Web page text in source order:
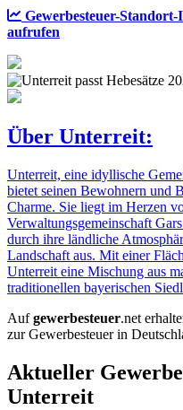
Gewerbesteuer-
aufrufen
Über Unterreit:
Unterreit, eine idyllische
bietet seinen Bewohnern und
Charme. Sie liegt im Herzen
Verwaltungsgemeinschaft
durch ihre ländliche
Landschaft aus. Mit einer
Unterreit eine Mischung aus
traditionellen bayerischen
Aufgewerbesteuer.net
zur Gewerbesteuer in
Aktueller
Unterreit